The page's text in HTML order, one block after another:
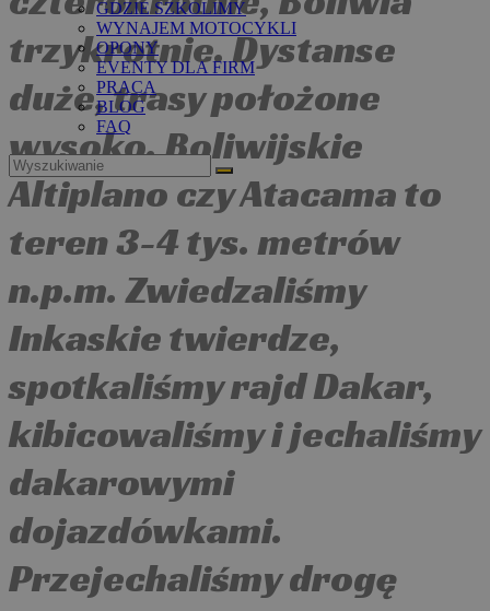
GDZIE SZKOLIMY
WYNAJEM MOTOCYKLI
OPONY
EVENTY DLA FIRM
PRACA
BLOG
FAQ
trzykrotnie. Dystanse
duże, trasy położone
wysoko. Boliwijskie
Altiplano czy Atacama to
teren 3-4 tys. metrów
n.p.m. Zwiedzaliśmy
Inkaskie twierdze,
spotkaliśmy rajd Dakar,
kibicowaliśmy i jechaliśmy
dakarowymi
dojazdówkami.
Przejechaliśmy drogę